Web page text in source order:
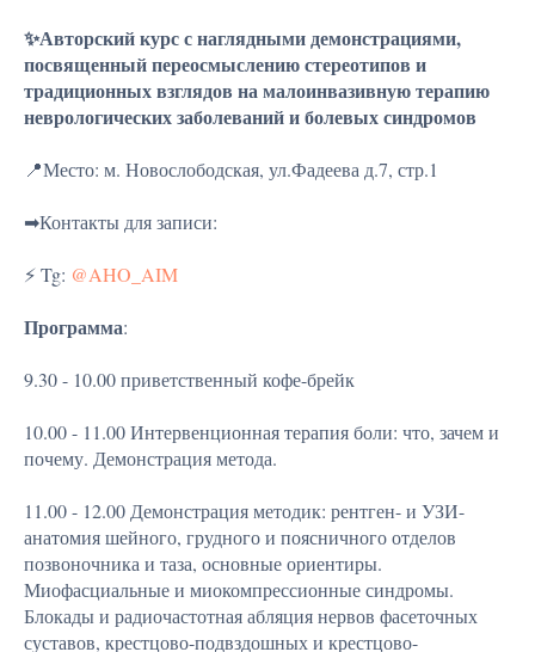
✨Авторский курс с наглядными демонстрациями,
посвященный переосмыслению стереотипов и
традиционных взглядов на малоинвазивную терапию
неврологических заболеваний и болевых синдромов
📍Место: м. Новослободская, ул.Фадеева д.7, стр.1
➡Контакты для записи:
⚡ Tg: @AHO_AIM
Программа:
9.30 - 10.00 приветственный кофе-брейк
10.00 - 11.00 Интервенционная терапия боли: что, зачем и
почему. Демонстрация метода.
11.00 - 12.00 Демонстрация методик: рентген- и УЗИ-
анатомия шейного, грудного и поясничного отделов
позвоночника и таза, основные ориентиры.
Миофасциальные и миокомпрессионные синдромы.
Блокады и радиочастотная абляция нервов фасеточных
суставов, крестцово-подвздошных и крестцово-